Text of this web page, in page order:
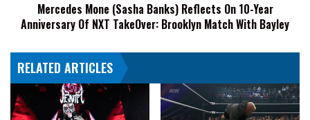
NXT
Brooklyn
Match
Bayley
Mercedes Mone (Sasha Banks) Reflects On 10-Year
Anniversary Of NXT TakeOver: Brooklyn Match With Bayley
RELATED ARTICLES